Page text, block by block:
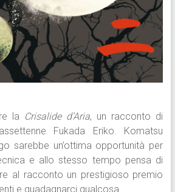
la Crisalide d’Aria, un racconto di
Fukada Eriko. Komatsu
sarebbe un’ottima opportunità per
e allo stesso tempo pensa di
al racconto un prestigioso premio
e guadagnarci qualcosa.